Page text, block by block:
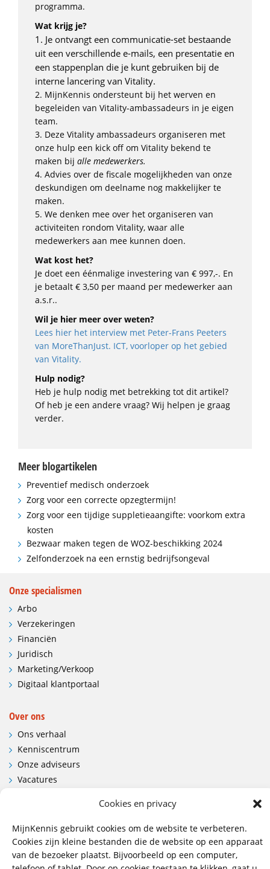
Cookies en privacy
MijnKennis gebruikt cookies om de website te verbeteren.
Cookies zijn kleine bestanden die de website op een apparaat
van de bezoeker plaatst. Bijvoorbeeld op een computer,
programma.
Wat krijg je?
1. Je ontvangt een communicatie-set bestaande
uit een verschillende e-mails, een presentatie en
een stappenplan die je kunt gebruiken bij de
interne lancering van Vitality.
2. MijnKennis ondersteunt bij het werven en
begeleiden van Vitality-ambassadeurs in je eigen
team.
3. Deze Vitality ambassadeurs organiseren met
onze hulp een kick off om Vitality bekend te
maken bij alle medewerkers.
4. Advies over de fiscale mogelijkheden van onze
deskundigen om deelname nog makkelijker te
maken.
5. We denken mee over het organiseren van
activiteiten rondom Vitality, waar alle
medewerkers aan mee kunnen doen.
Wat kost het?
Je doet een éénmalige investering van € 997,-. En
je betaalt € 3,50 per maand per medewerker aan
a.s.r..
Wil je hier meer over weten?
Lees hier het interview met Peter-Frans Peeters
van MoreThanJust. ICT, voorloper op het gebied
van Vitality.
Hulp nodig?
Heb je hulp nodig met betrekking tot dit artikel?
Of heb je een andere vraag? Wij helpen je graag
verder.
Meer blogartikelen
Preventief medisch onderzoek
Zorg voor een correcte opzegtermijn!
Zorg voor een tijdige suppletieaangifte: voorkom extra
kosten
Bezwaar maken tegen de WOZ-beschikking 2024
Zelfonderzoek na een ernstig bedrijfsongeval
Onze specialismen
Arbo
Verzekeringen
Financiën
Juridisch
Marketing/Verkoop
Digitaal klantportaal
Over ons
Ons verhaal
Kenniscentrum
Onze adviseurs
Vacatures
Contact
Wij hebben vestigingen in:
Doetinchem, Lent